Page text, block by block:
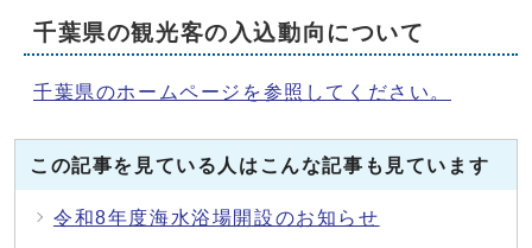
千葉県の観光客の入込動向について
千葉県のホームページを参照してください。
この記事を見ている人はこんな記事も見ています
令和8年度海水浴場開設のお知らせ